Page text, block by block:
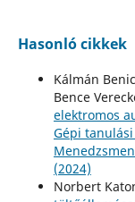
Hasonló cikkek
Kálmán
Bence
elektromos
Gépi
(2024)
Norbert